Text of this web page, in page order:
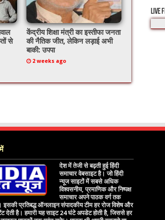
से
केंद्रीय शिक्षा मंत्री का इस्तीफा जनता
की नैतिक जीत, लेकिन लड़ाई अभी
बाकी: उपपा
2 weeks ago
LIVE
देश में तेजी से बढ़ती हुई हिंदी
समाचार वेबसाइट है। जो हिंदी
न्यूज साइटों में सबसे अधिक
विश्वसनीय, प्रमाणिक और निष्पक्ष
समाचार अपने पाठक वर्ग तक
इसकी प्रतिबद्ध ऑनलाइन संपादकीय टीम हर रोज विशेष और
देती है। हमारी यह साइट 24 घंटे अपडेट होती है, जिससे हर